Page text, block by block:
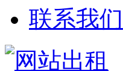
联系我们